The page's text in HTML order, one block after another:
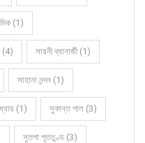
(1)
(4) সায়নী ব্যানার্জী (1)
সাহানা নন্দন (1)
(1) সুকান্ত পাল (3)
সুতপা পূততুণ্ড (3)